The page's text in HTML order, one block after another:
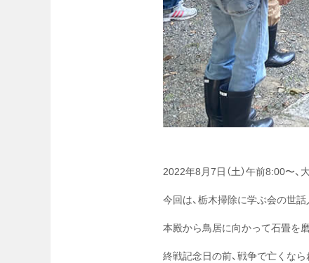
2022年8月7日（土）午前8:00〜
今回は、栃木掃除に学ぶ会の世
本殿から鳥居に向かって石畳を
終戦記念日の前、戦争で亡くな